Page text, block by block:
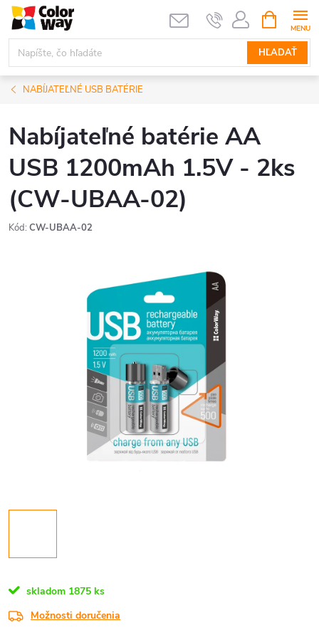
Prejsť
obsah
HĽADAŤ
KOŠÍK
NABÍJATEĽNÉ USB BATÉRIE
Nabíjateľné batérie AA
USB 1200mAh 1.5V - 2ks
(CW-UBAA-02)
Kód: CW-UBAA-02
skladom 1875 ks
Možnosti doručenia